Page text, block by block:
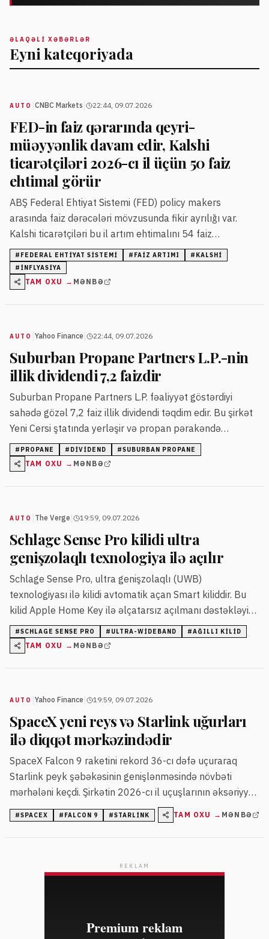
ƏLAQƏLI XƏBƏRLƏR
Eyni kateqoriyada
AUTO CNBC Markets 22:44, 09.07.2026
FED-in faiz qərarında qeyri-
müəyyənlik davam edir, Kalshi
ticarətçiləri 2026-cı il üçün 50 faiz
ehtimal görür
ABŞ Federal Ehtiyat Sistemi (FED) policy makers
arasında faiz dərəcələri mövzusunda fikir ayrılığı var.
Kalshi ticarətçiləri bu il artım ehtimalını 54 faiz
səviyyəsində qiymətləndirir, 2028-ci il üçün isə bu rəqəm
80 faizə çatır.
# FEDERAL EHTIYAT SISTEMI # FAIZ ARTIMI # KALSHI
# INFLYASIYA
TAM OXU → MƏNBƏ
AUTO Yahoo Finance 22:44, 09.07.2026
Suburban Propane Partners L.P.-nin
illik dividendi 7,2 faizdir
Suburban Propane Partners L.P. fəaliyyət göstərdiyi
sahədə gözəl 7,2 faiz illik dividendi təqdim edir. Bu şirkət
Yeni Cersi ştatında yerləşir və propan pərakəndə
satışında uzunmüddətli təcrübəyə malikdir.
# PROPANE # DIVIDEND #SUBURBAN PROPANE
TAM OXU → MƏNBƏ
AUTO The Verge 19:59, 09.07.2026
Schlage Sense Pro kilidi ultra
genişzolaqlı texnologiya ilə açılır
Schlage Sense Pro, ultra genişzolaqlı (UWB)
texnologiyası ilə kilidi avtomatik açan Smart kiliddir. Bu
kilid Apple Home Key ilə əlçatarsız açılmanı dəstəkləyir
və fiziki açarı tamamilə aradan qaldırır.
#SCHLAGE SENSE PRO # ULTRA-WIDEBAND #AĞILLI KILID
TAM OXU → MƏNBƏ
AUTO Yahoo Finance 19:59, 09.07.2026
SpaceX yeni reys və Starlink uğurları
ilə diqqət mərkəzindədir
SpaceX Falcon 9 raketini rekord 36-cı dəfə uçuraraq
Starlink peyk şəbəkəsinin genişlənməsində növbəti
mərhələni keçdi. Şirkətin 2026-cı il uçuşlarının əksəriyyəti
Starlink peyklərinin yerləşdirilməsinə yönəlib.
#SPACEX # FALCON 9 #STARLINK TAM OXU → MƏNBƏ
REKLAM